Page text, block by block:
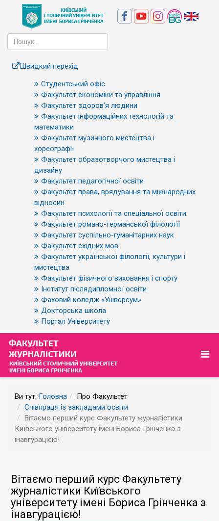
Швидкий перехід
Студентський офіс
Факультет економіки та управління
Факультет здоров’я людини
Факультет інформаційних технологій та
математики
Факультет музичного мистецтва і
хореографії
Факультет образотворчого мистецтва і
дизайну
Факультет педагогічної освіти
Факультет права, врядування та міжнародних
відносин
Факультет психології та спеціальної освіти
Факультет романо-германської філології
Факультет суспільно-гуманітарних наук
Факультет східних мов
Факультет української філології, культури і
мистецтва
Факультет фізичного виховання і спорту
Інститут післядипломної освіти
Фаховий коледж «Універсум»
Докторська школа
Портал Університету
Ви тут: Головна
Про Факультет
Співпраця із закладами освіти
Вітаємо перший курс Факультету журналістики
Київського університету імені Бориса Грінченка з
інавгурацією!
Вітаємо перший курс Факультету
журналістики Київського
університету імені Бориса Грінченка з
інавгурацією!